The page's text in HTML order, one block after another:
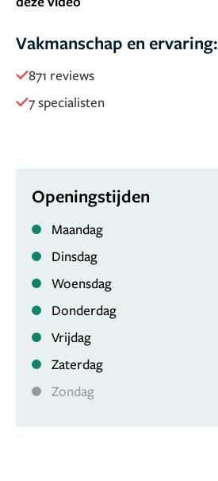
Vakmanschap en ervaring:
871 reviews
7 specialisten
Openingstijden
Maandag
Dinsdag
Woensdag
Donderdag
Vrijdag
Zaterdag
Zondag